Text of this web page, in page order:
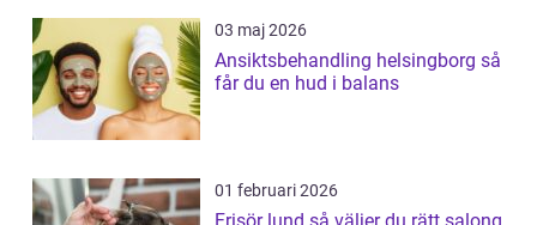
03 maj 2026
Ansiktsbehandling helsingborg så
får du en hud i balans
01 februari 2026